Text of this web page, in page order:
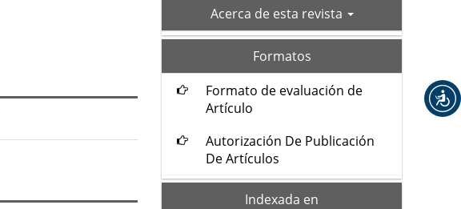
acerca-Acerca de esta revista
Formatos
Formato de evaluación de
Artículo
Autorización De Publicación
De Artículos
Indexada en